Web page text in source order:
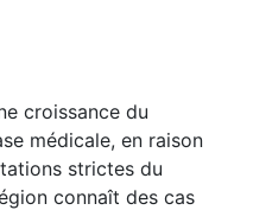
croissance du
médicale, en raison
strictes du
connaît des cas